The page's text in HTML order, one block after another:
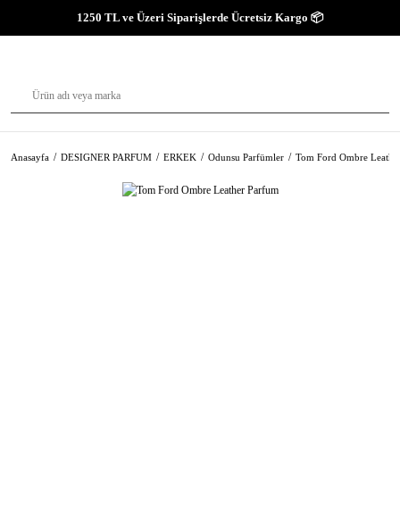
1250 TL ve Üzeri Siparişlerde Ücretsiz Kargo 📦
Anasayfa DESIGNER PARFUM ERKEK Odunsu Parfümler Tom Ford Ombre